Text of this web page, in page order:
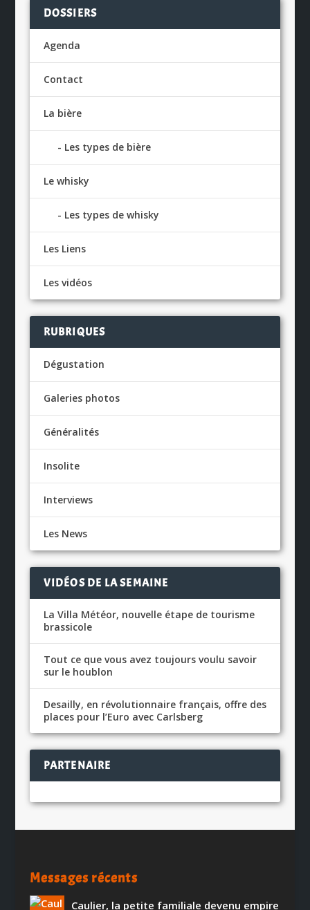
DOSSIERS
Agenda
Contact
La bière
Les types de bière
Le whisky
Les types de whisky
Les Liens
Les vidéos
RUBRIQUES
Dégustation
Galeries photos
Généralités
Insolite
Interviews
Les News
VIDÉOS DE LA SEMAINE
La Villa Météor, nouvelle étape de tourisme
brassicole
Tout ce que vous avez toujours voulu savoir
sur le houblon
Desailly, en révolutionnaire français, offre des
places pour l’Euro avec Carlsberg
PARTENAIRE
Messages récents
Caulier, la petite familiale devenu empire